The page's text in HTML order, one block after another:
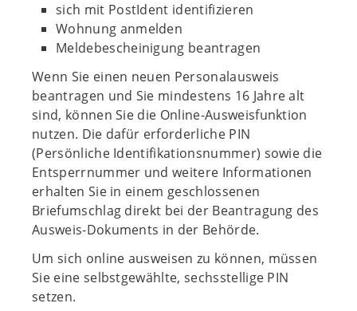
sich mit PostIdent identifizieren
Wohnung anmelden
Meldebescheinigung beantragen
Wenn Sie einen neuen Personalausweis
beantragen und Sie mindestens 16 Jahre alt
sind, können Sie die Online-Ausweisfunktion
nutzen. Die dafür erforderliche PIN
(Persönliche Identifikationsnummer) sowie die
Entsperrnummer und weitere Informationen
erhalten Sie in einem geschlossenen
Briefumschlag direkt bei der Beantragung des
Ausweis-Dokuments in der Behörde.
Um sich online ausweisen zu können, müssen
Sie eine selbstgewählte, sechsstellige PIN
setzen.